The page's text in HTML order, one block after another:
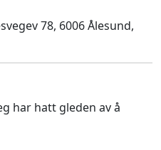
78, 6006 Ålesund,
har hatt gleden av å